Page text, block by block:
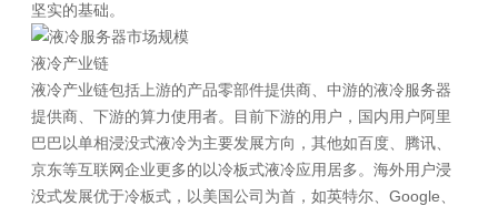
坚实的基础。
液冷产业链
液冷产业链包括上游的产品零部件提供商、中游的液冷服务器
提供商、下游的算力使用者。目前下游的用户，国内用户阿里
巴巴以单相浸没式液冷为主要发展方向，其他如百度、腾讯、
京东等互联网企业更多的以冷板式液冷应用居多。海外用户浸
没式发展优于冷板式，以美国公司为首，如英特尔、Google、